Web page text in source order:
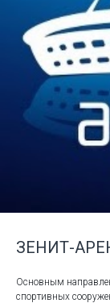
ЗЕНИТ-
Основным
спортивных